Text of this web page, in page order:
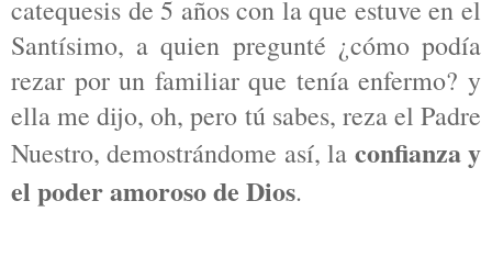
catequesis de 5 años con la que estuve en el
Santísimo, a quien pregunté ¿cómo podía
rezar por un familiar que tenía enfermo? y
ella me dijo, oh, pero tú sabes, reza el Padre
Nuestro, demostrándome así, la confianza y
el poder amoroso de Dios.